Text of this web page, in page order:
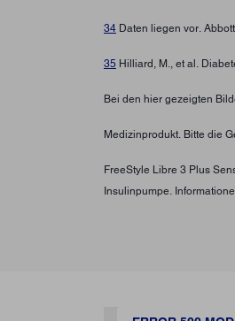
34 Daten liegen vor.
35 Hilliard, M., et al.
Bei den hier gezeigten
Medizinprodukt. Bitte die
FreeStyle Libre 3 Plus
Insulinpumpe.